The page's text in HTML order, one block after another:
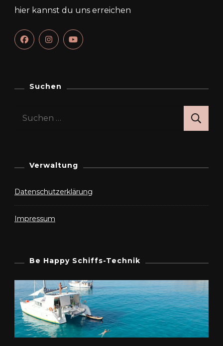
hier kannst du uns erreichen
Suchen
Suchen
Verwaltung
Datenschutzerklärung
Impressum
Be Happy Schiffs-Technik